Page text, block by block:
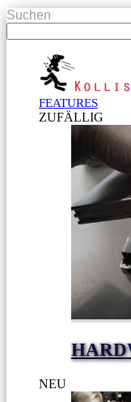
Suchen
FEATURES
ZUFÄLLIG
NEU